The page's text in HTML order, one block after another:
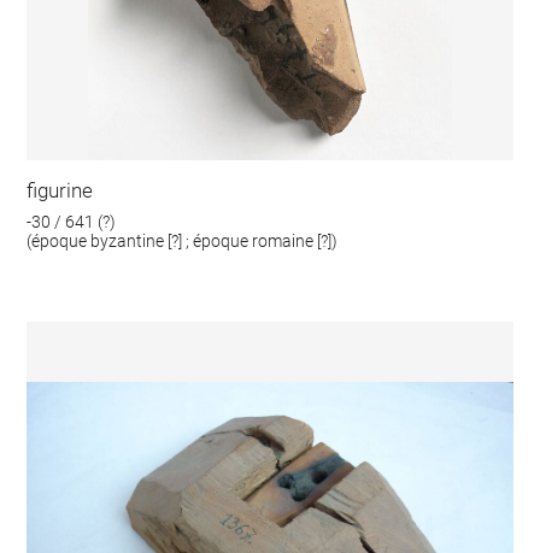
figurine
-30 / 641 (?)
(époque byzantine [?] ; époque romaine [?])